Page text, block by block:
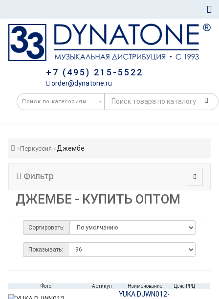
+7 (495) 215-5522
order@dynatone.ru
Перкуссия Джембе
Фильтр
ДЖЕМБЕ - КУПИТЬ ОПТОМ
Сортировать:
Показывать:
Фото Артикул Наименование Цена РРЦ
YUKA DJWN012-